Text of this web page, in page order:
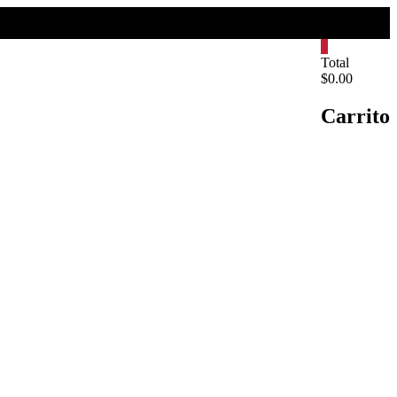
Total
$0.00
Carrito